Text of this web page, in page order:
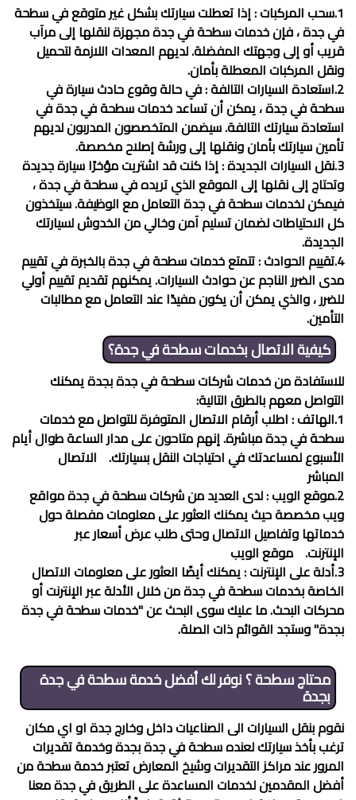
1.سحب المركبات : إذا تعطلت سيارتك بشكل غير متوقع في سطحة
في جدة ، فإن خدماتسطحة في جدةمجهزة لنقلها إلى مرآب
قريب أو إلى وجهتك المفضلة. لديهم المعدات اللازمة لتحميل
ونقل المركبات المعطلة بأمان.
2.استعادة السيارات التالفة : في حالة وقوع حادث سيارة في
سطحة في جدة ، يمكن أن تساعد خدماتسطحة في جدةفي
استعادة سيارتك التالفة. سيضمن المتخصصون المدربون لديهم
تأمين سيارتك بأمان ونقلها إلى ورشة إصلاح مخصصة.
3.نقل السيارات الجديدة : إذا كنت قد اشتريت مؤخرًا سيارة جديدة
وتحتاج إلى نقلها إلى الموقع الذي تريده في سطحة في جدة ،
فيمكن لخدماتسطحة في جدةالتعامل مع الوظيفة. سيتخذون
كل الاحتياطات لضمان تسليم آمن وخالي من الخدوش لسيارتك
الجديدة.
4.تقييم الحوادث : تتمتع خدمات
سطحة في جدةبالخبرة في تقييم
مدى الضرر الناجم عن حوادث السيارات. يمكنهم تقديم تقييم أولي
للضرر ، والذي يمكن أن يكون مفيدًا عند التعامل مع مطالبات
التأمين.
كيفية الاتصال بخدماتسطحة في جدة؟
للاستفادة من خدمات شركاتسطحة في جدةبجدة يمكنك
التواصل معهم بالطرق التالية:
1.الهاتف : اطلب أرقام الاتصال المتوفرة للتواصل مع خدمات
سطحة في جدةمباشرة. إنهم متاحون على مدار الساعة طوال أيام
الأسبوع لمساعدتك في احتياجات النقل بسيارتك.
الاتصال
المباشر
2.موقع الويب : لدى العديد من شركات
سطحة في جدةمواقع
ويب مخصصة حيث يمكنك العثور على معلومات مفصلة حول
خدماتها وتفاصيل الاتصال وحتى طلب عرض أسعار عبر
الإنترنت.
موقع الويب
3.أدلة على الإنترنت : يمكنك أيضًا العثور على معلومات الاتصال
الخاصة بخدماتسطحة في جدةمن خلال الأدلة عبر الإنترنت أو
محركات البحث. ما عليك سوى البحث عن "خدماتسطحة في جدة
بجدة" وستجد القوائم ذات الصلة.
محتاج سطحة ؟ نوفر لك أفضل خدمةسطحة في جدة
بجدة
نقوم بنقل السيارات الى الصناعيات داخل وخارج جدة او اي مكان
ترغب بأخذ سيارتك لعندهسطحة في جدةبجدة وخدمة تقديرات
المرور عند مراكز التقديرات وشيخ المعارض تعتبر خدمة سطحة من
أفضل المقدمين لخدمات المساعدة على الطريق في جدة معنا